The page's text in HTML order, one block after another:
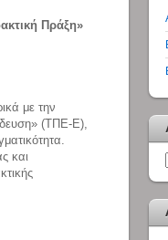
Πράξη»
με την
(ΤΠΕ-Ε),
και